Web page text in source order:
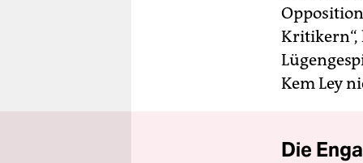
Kritikern“,
Kem Ley
Die